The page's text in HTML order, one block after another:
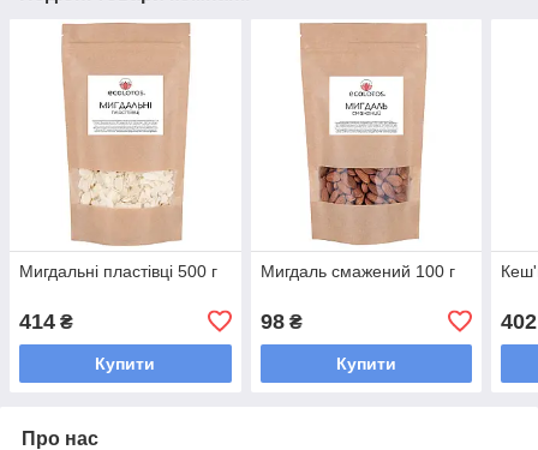
Мигдальні пластівці 500 г
414 ₴
Купити
Мигдаль смажений 100 г
98₴
Купити
402
Про нас